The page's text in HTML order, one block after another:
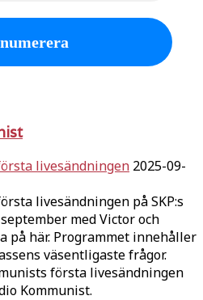
livesändningen 2025-09-
livesändningen på SKP:s
med Victor och
på här. Programmet innehåller
väsentligaste frågor.
första livesändningen
Kommunist.